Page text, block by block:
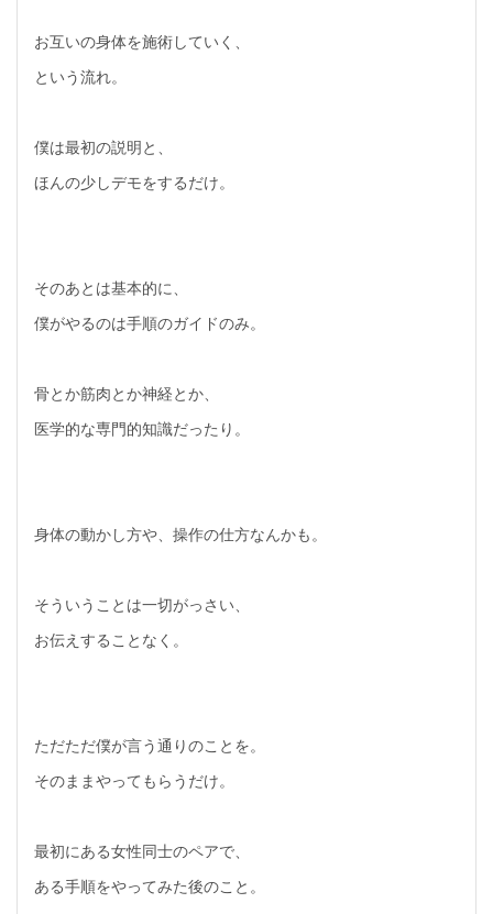
お互いの身体を施術していく、
という流れ。
僕は最初の説明と、
ほんの少しデモをするだけ。
そのあとは基本的に、
僕がやるのは手順のガイドのみ。
骨とか筋肉とか神経とか、
医学的な専門的知識だったり。
身体の動かし方や、操作の仕方なんかも。
そういうことは一切がっさい、
お伝えすることなく。
ただただ僕が言う通りのことを。
そのままやってもらうだけ。
最初にある女性同士のペアで、
ある手順をやってみた後のこと。